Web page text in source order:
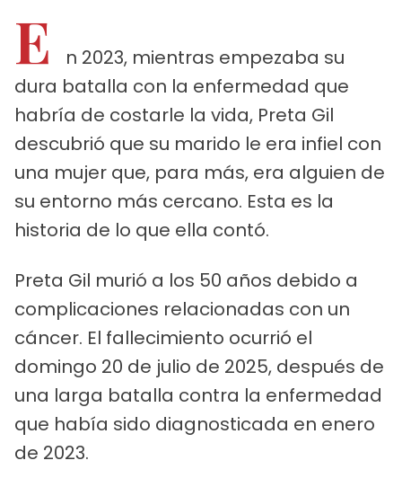
E
n 2023, mientras empezaba su
dura batalla con la enfermedad que
habría de costarle la vida, Preta Gil
descubrió que su marido le era infiel con
una mujer que, para más, era alguien de
su entorno más cercano. Esta es la
historia de lo que ella contó.
Preta Gil murió a los 50 años debido a
complicaciones relacionadas con un
cáncer. El fallecimiento ocurrió el
domingo 20 de julio de 2025, después de
una larga batalla contra la enfermedad
que había sido diagnosticada en enero
de 2023.